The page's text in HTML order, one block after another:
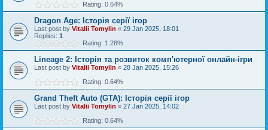
Rating: 0.64%
Dragon Age: Історія серії ігор
Last post by Vitalii Tomylin « 29 Jan 2025, 18:01
Replies: 1
Rating: 1.28%
Lineage 2: Історія та розвиток комп'ютерної онлайн-ігри
Last post by Vitalii Tomylin « 28 Jan 2025, 15:26
Rating: 0.64%
Grand Theft Auto (GTA): Історія серії ігор
Last post by Vitalii Tomylin « 27 Jan 2025, 14:02
Rating: 0.64%